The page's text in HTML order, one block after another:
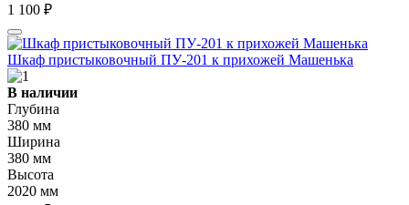
1 100 ₽
Шкаф пристыковочный ПУ-201 к прихожей Машенька
В наличии
Глубина
380 мм
Ширина
380 мм
Высота
2020 мм